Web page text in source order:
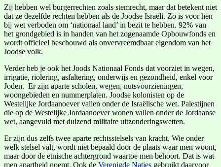
Zij hebben wel burgerrechten zoals stemrecht, maar dat betekent niet
dat ze dezelfde rechten hebben als de Joodse Israëli. Zo is voor hen
bij wet verboden om ‘nationaal land’ in bezit te hebben. 92% van
het grondgebied is in handen van het zogenaamde Opbouwfonds en
wordt officieel beschouwd als onvervreemdbaar eigendom van het
Joodse volk.
Verder heb je ook het Joods Nationaal Fonds dat voorziet in wegen,
irrigatie, riolering, asfaltering, onderwijs en gezondheid, enkel voor
Joden. Er zijn aparte scholen, wegen, nutsvoorzieningen,
woongebieden en nummerplaten. Joodse kolonisten op de
Westelijke Jordaanoever vallen onder de Israëlische wet. Palestijnen
die op de Westelijke Jordaanoever wonen vallen onder de Jordaanse
wet, aangevuld met duizend militaire uitzonderingswetten.
Er zijn dus zelfs twee aparte rechtsstelsels van kracht. Wie onder
welk stelsel valt, wordt niet bepaald door de plaats waar men woont,
maar door de etnische achtergrond waartoe men behoort. Dat is wat
men apartheid noemt. Ook de Verenigde Naties gebruikt daarvoor